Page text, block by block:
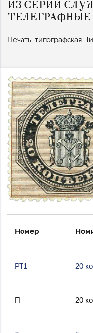
ИЗ СЕРИИ
Печать: типографская.
Номер
РТ1 20
П 20